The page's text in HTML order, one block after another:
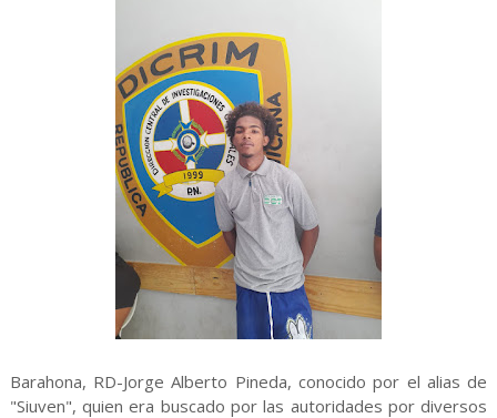
Barahona, RD-Jorge Alberto Pineda, conocido por el alias de
"Siuven", quien era buscado por las autoridades por diversos